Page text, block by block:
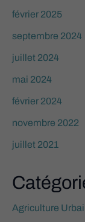
février 2025
septembre 2024
juillet 2024
mai 2024
février 2024
novembre 2022
juillet 2021
Agriculture